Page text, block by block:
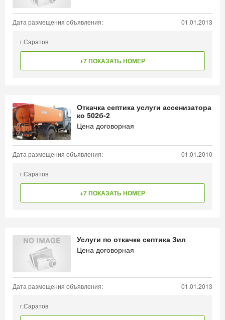
Дата размещения объявления: 01.01.2013
г.Саратов
+7 ПОКАЗАТЬ НОМЕР
Откачка септика услуги ассенизатора
ко 502б-2
Цена договорная
Дата размещения объявления: 01.01.2010
г.Саратов
+7 ПОКАЗАТЬ НОМЕР
Услуги по откачке септика Зил
Цена договорная
Дата размещения объявления: 01.01.2013
г.Саратов